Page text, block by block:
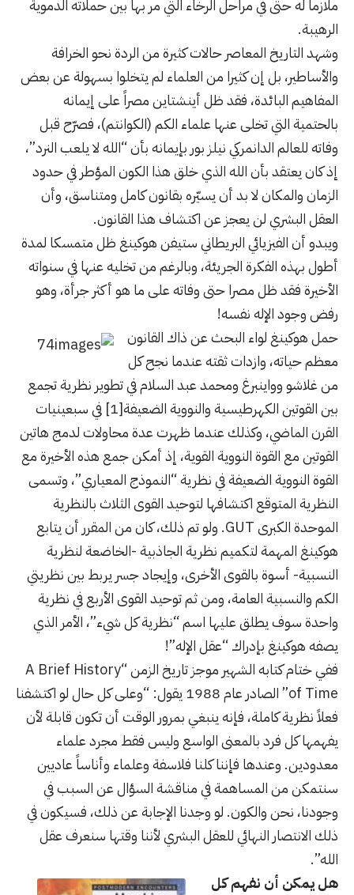
ملازما له حتى في مراحل الرخاء التي مر بها بين حملاته الدموية
الرهيبة.
وشهد التاريخ المعاصر حالات كثيرة من الردة نحو الخرافة
والأساطير، بل إن كثيرا من العلماء لم يتخلوا بسهولة عن بعض
المفاهيم البائدة، فقد ظل أينشتاين مصراً على إيمانه
بالحتمية التي تخلى عنها علماء الكم (الكوانتم)، فصرّح قبل
وفاته للعالم الدانمركي نيلز بور بإيمانه بأن “الله لا يلعب النرد”،
إذ كان يعتقد بأن الله الذي خلق هذا الكون المؤطر في حدود
الزمان والمكان لا بد أن يسيّره بقانون كامل ومتناسق، وأن
العقل البشري لن يعجز عن اكتشاف هذا القانون.
ويبدو أن الفيزيائي البريطاني ستيفن هوكينغ ظل متمسكا لمدة
أطول بهذه الفكرة الجريئة، وبالرغم من تخليه عنها في سنواته
الأخيرة فقد ظل مصرا حتى وفاته على ما هو أكثر جرأة، وهو
رفض وجود الإله نفسه!
حمل هوكينغ لواء البحث عن ذاك القانون
معظم حياته، وازدات ثقته عندما نجح كل
من غلاشو وواينبرغ ومحمد عبد السلام في تطوير نظرية تجمع
بين القوتين الكهرطيسية والنووية الضعيفة[1]
في سبعينيات
القرن الماضي، وكذلك عندما ظهرت عدة محاولات لدمج هاتين
القوتين مع القوة النووية القوية، إذ أمكن جمع هذه الأخيرة مع
القوة النووية الضعيفة في نظرية “النموذج المعياري”، وتسمى
النظرية المتوقع اكتشافها لتوحيد القوى الثلاث بالنظرية
الموحدة الكبرى GUT. ولو تم ذلك، كان من المقرر أن يتابع
هوكينغ المهمة لتكميم نظرية الجاذبية -الخاضعة لنظرية
النسبية- أسوة بالقوى الأخرى، وإيجاد جسر يربط بين نظريتي
الكم والنسبية العامة، ومن ثم توحيد القوى الأربع في نظرية
واحدة سوف يطلق عليها اسم “نظرية كل شيء”، الأمر الذي
يصفه هوكينغ بإدراك “عقل الإله”!
ففي ختام كتابه الشهير موجز تاريخ الزمن “A Brief History
of Time” الصادر عام 1988 يقول: “وعلى كل حال لو اكتشفنا
فعلاً نظرية كاملة، فإنه ينبغي بمرور الوقت أن تكون قابلة لأن
يفهمها كل فرد بالمعنى الواسع وليس فقط مجرد علماء
معدودين. وعندها فإننا كلنا فلاسفة وعلماء وأناساً عاديين
سنتمكن من المساهمة في مناقشة السؤال عن السبب في
وجودنا، نحن والكون. لو وجدنا الإجابة عن ذلك، فسيكون في
ذلك الانتصار النهائي للعقل البشري لأننا وقتها سنعرف عقل
الله”.
هل يمكن أن نفهم كل